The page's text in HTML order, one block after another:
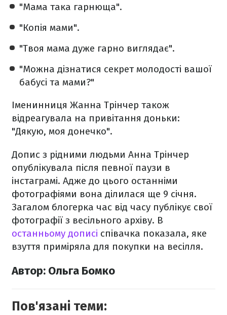
"Мама така гарнюща".
"Копія мами".
"Твоя мама дуже гарно виглядає".
"Можна дізнатися секрет молодості вашої
бабусі та мами?"
Іменинниця Жанна Трінчер також
відреагувала на привітання доньки:
"Дякую, моя донечко".
Допис з рідними людьми Анна Трінчер
опублікувала після певної паузи в
інстаграмі. Адже до цього останніми
фотографіями вона ділилася ще 9 січня.
Загалом блогерка час від часу публікує свої
фотографії з весільного архіву. В
останньому дописі співачка показала, яке
взуття приміряла для покупки на весілля.
Автор: Ольга Бомко
Пов'язані теми: